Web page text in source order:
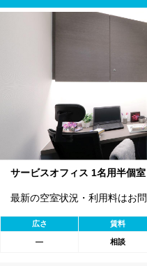
サービスオフィス 1名用半個室
最新の空室状況・利用料はお問
広さ 賃料
― 相談